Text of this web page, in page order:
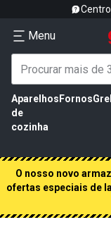
Menu
Aparelhos
de
cozinha
Fornos
O nosso novo
ofertas especiais de